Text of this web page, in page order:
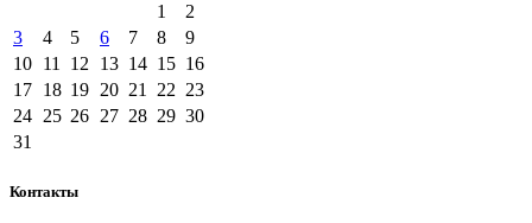
1
2
3
4 5 6 7 8
9
10 11 12 13 14 15 16
17 18 19 20 21 22 23
24 25 26 27 28 29 30
31
Контакты